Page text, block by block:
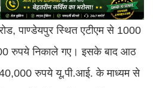
पाण्डेयपुर स्थित एटीएम से 1000
रुपये निकाले गए। इसके बाद आठ
रुपये यू.पी.आई. के माध्यम से